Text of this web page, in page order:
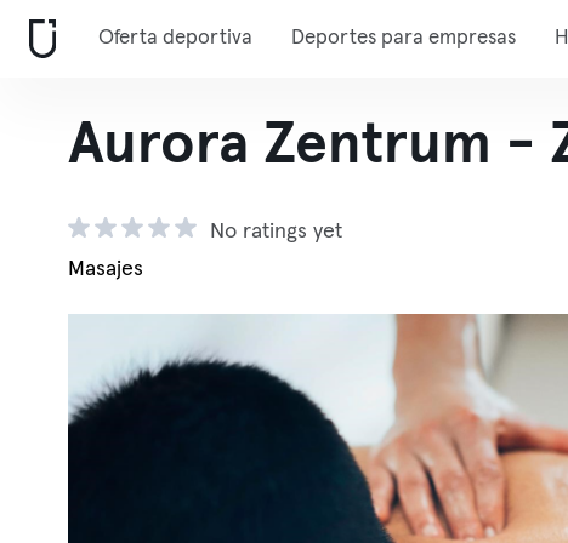
Oferta deportiva Deportes para empresas
Aurora Zentrum -
No ratings yet
Masajes